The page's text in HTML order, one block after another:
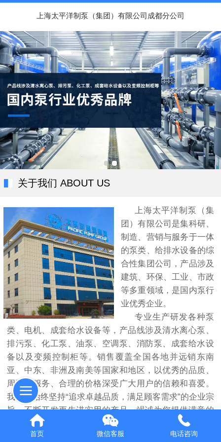
上海太平洋制泵（集团）有限公司成都分公司
关于我们 ABOUT US
上海太平洋制泵（集
团）有限公司是集科研、
制造、营销与服务于一体
的泵类、给排水设备的综
合性集团公司，产品涉及
建筑、环保、工业、市政
等多重领域，是国内泵行
业优秀企业。
专业生产研发各种泵
类、电机、成套给水设备等，产品线涉及清水离心泵、
排污泵、化工泵、油泵、空调泵、消防泵、成套给水设
备以及变频控制柜等。销售覆盖全国各地并远销东南
亚、中东、非洲及南美等国家和地区，以优秀的品质、
周到的服务、合理的价格深受广大用户的信赖和喜爱。
我们将始终坚持“追求卓越品质，满足顾客需求”的企业宗
旨。不断开发更先进实用的产品，竭诚为您提供满意的
服务。
首页 微信客服 电话咨询